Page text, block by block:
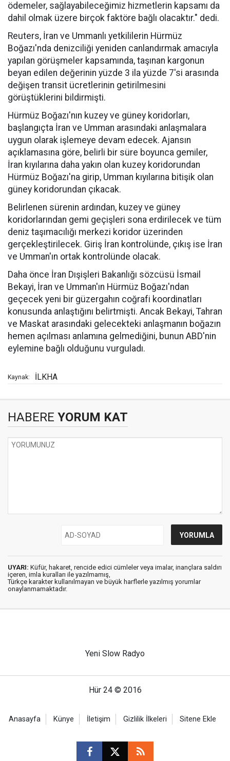
ödemeler, sağlayabileceğimiz hizmetlerin kapsamı da
dahil olmak üzere birçok faktöre bağlı olacaktır." dedi.
Reuters, İran ve Ummanlı yetkililerin Hürmüz
Boğazı'nda denizciliği yeniden canlandırmak amacıyla
yapılan görüşmeler kapsamında, taşınan kargonun
beyan edilen değerinin yüzde 3 ila yüzde 7'si arasında
değişen transit ücretlerinin getirilmesini
görüştüklerini bildirmişti.
Hürmüz Boğazı'nın kuzey ve güney koridorları,
başlangıçta İran ve Umman arasındaki anlaşmalara
uygun olarak işlemeye devam edecek. Ajansın
açıklamasına göre, belirli bir süre boyunca gemiler,
İran kıyılarına daha yakın olan kuzey koridorundan
Hürmüz Boğazı'na girip, Umman kıyılarına bitişik olan
güney koridorundan çıkacak.
Belirlenen sürenin ardından, kuzey ve güney
koridorlarından gemi geçişleri sona erdirilecek ve tüm
deniz taşımacılığı merkezi koridor üzerinden
gerçekleştirilecek. Giriş İran kontrolünde, çıkış ise İran
ve Umman'ın ortak kontrolünde olacak.
Daha önce İran Dışişleri Bakanlığı sözcüsü İsmail
Bekayi, İran ve Umman'ın Hürmüz Boğazı'ndan
geçecek yeni bir güzergahın coğrafi koordinatları
konusunda anlaştığını belirtmişti. Ancak Bekayi, Tahran
ve Maskat arasındaki gelecekteki anlaşmanın boğazın
hemen açılması anlamına gelmediğini, bunun ABD'nin
eylemine bağlı olduğunu vurguladı.
Kaynak: İLKHA
HABERE YORUM KAT
UYARI: Küfür, hakaret, rencide edici cümleler veya imalar, inançlara saldırı
içeren, imla kuralları ile yazılmamış,
Türkçe karakter kullanılmayan ve büyük harflerle yazılmış yorumlar
onaylanmamaktadır.
Yeni Slow Radyo
Hür 24 © 2016
Anasayfa Künye İletişim Gizlilik İlkeleri Sitene Ekle